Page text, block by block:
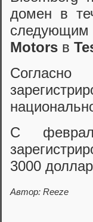
домен в
Motors в
C
3000
Автор: Reeze